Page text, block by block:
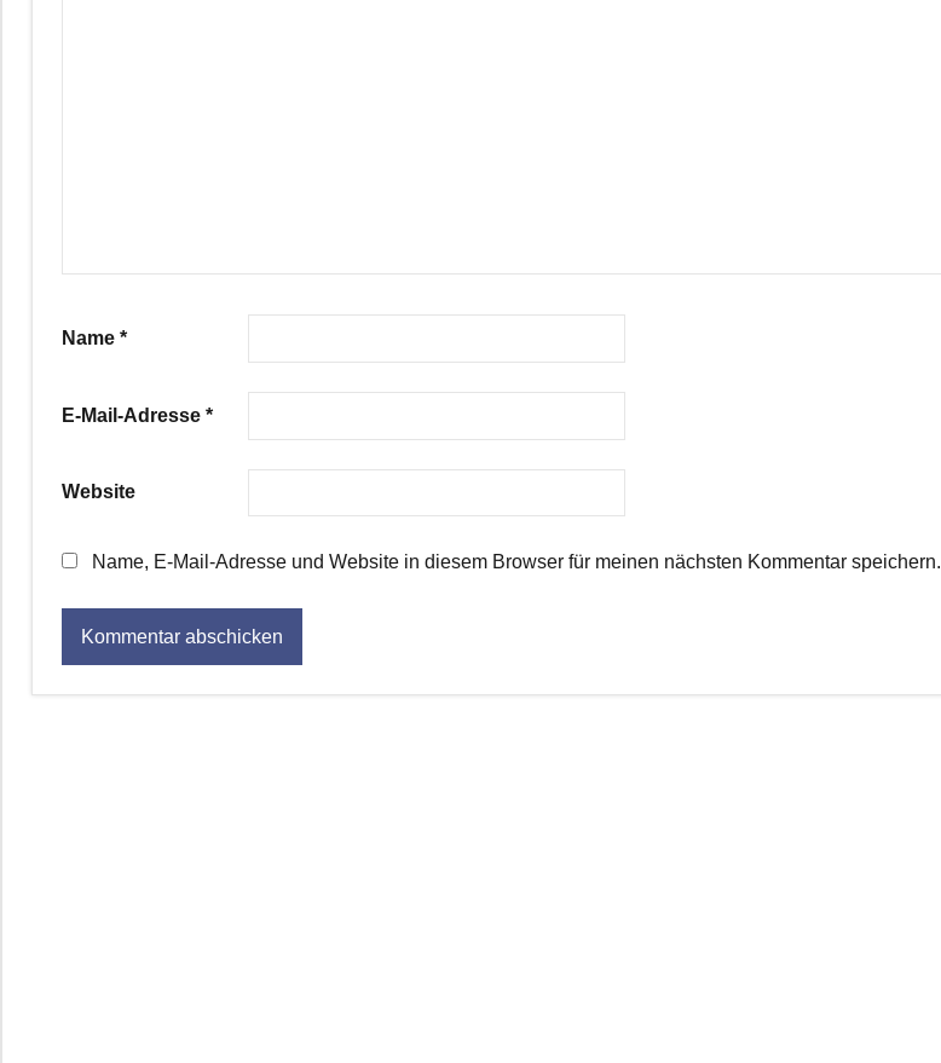
Name *
E-Mail-Adresse *
Website
Name, E-Mail-Adresse und Website in diesem Browser für meinen nächsten Kommentar speichern.